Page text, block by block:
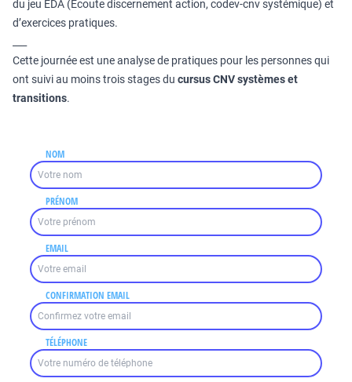
du jeu EDA (Ecoute discernement action, codev-cnv systémique) et
d’exercices pratiques.
Cette journée est une analyse de pratiques pour les personnes qui
ont suivi au moins trois stages du cursusCNV systèmes et
transitions.
NOM
PRÉNOM
EMAIL
CONFIRMATION EMAIL
TÉLÉPHONE